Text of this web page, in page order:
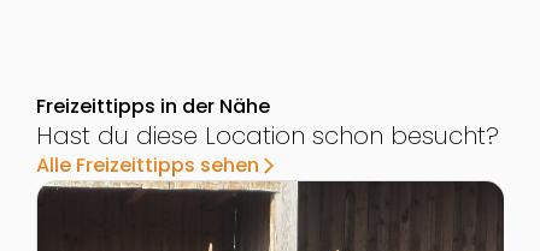
Freizeittipps in der Nähe
Hast du diese Location schon besucht?
Alle Freizeittipps sehen arrow_forward_ios
Zur Detailseite von Kindergeburtstag im Tier-, Wild-